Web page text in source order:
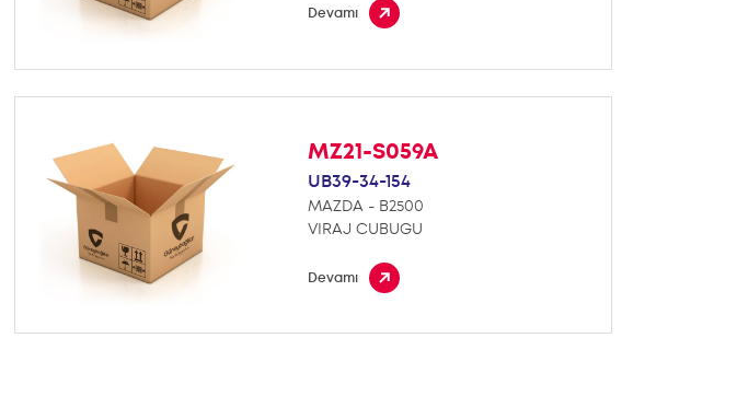
Devamı
MZ21-S059A
UB39-34-154
MAZDA - B2500
VIRAJ CUBUGU
Devamı